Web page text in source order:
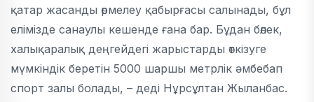
қатар жасанды өрмелеу қабырғасы салынады, бұл
елімізде санаулы кешенде ғана бар. Бұдан бөлек,
халықаралық деңгейдегі жарыстарды өткізуге
мүмкіндік беретін 5000 шаршы метрлік әмбебап
спорт залы болады, – деді Нұрсұлтан Жыланбас.